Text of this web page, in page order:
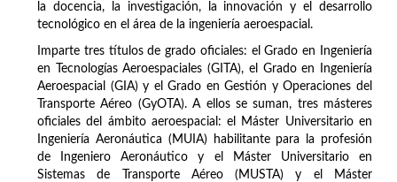
la docencia, la investigación, la innovación y el desarrollo
tecnológico en el área de la ingeniería aeroespacial.
Imparte tres títulos de grado oficiales: el Grado en Ingeniería
en Tecnologías Aeroespaciales (GITA), el Grado en Ingeniería
Aeroespacial (GIA) y el Grado en Gestión y Operaciones del
Transporte Aéreo (GyOTA). A ellos se suman, tres másteres
oficiales del ámbito aeroespacial: el Máster Universitario en
Ingeniería Aeronáutica (MUIA) habilitante para la profesión
de Ingeniero Aeronáutico y el Máster Universitario en
Sistemas de Transporte Aéreo (MUSTA) y el Máster